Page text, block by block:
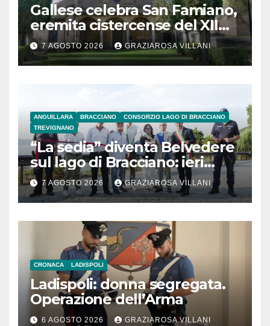
Gallese celebra San Famiano,
eremita cistercense del XII
secolo
7 AGOSTO 2026 GRAZIAROSA VILLANI
ANGUILLARA BRACCIANO
CONSORZIO LAGO DI BRACCIANO
TREVIGNANO
“La sedia” diventa Belvedere
sul lago di Bracciano: ieri
l’inaugurazione
7 AGOSTO 2026 GRAZIAROSA VILLANI
CRONACA LADISPOLI
Ladispoli: donna segregata.
Operazione dell’Arma
6 AGOSTO 2026 GRAZIAROSA VILLANI